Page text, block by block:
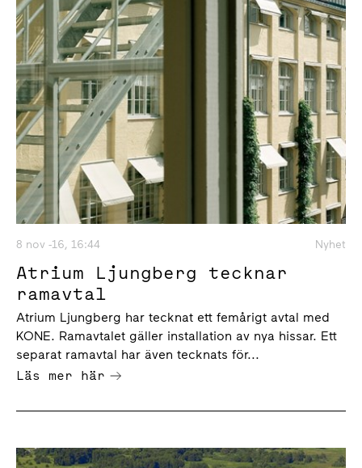
8 nov -16, 16:44 Nyhet
Atrium Ljungberg tecknar
ramavtal
Atrium Ljungberg har tecknat ett femårigt avtal med
KONE. Ramavtalet gäller installation av nya hissar. Ett
separat ramavtal har även tecknats för...
Läs mer här